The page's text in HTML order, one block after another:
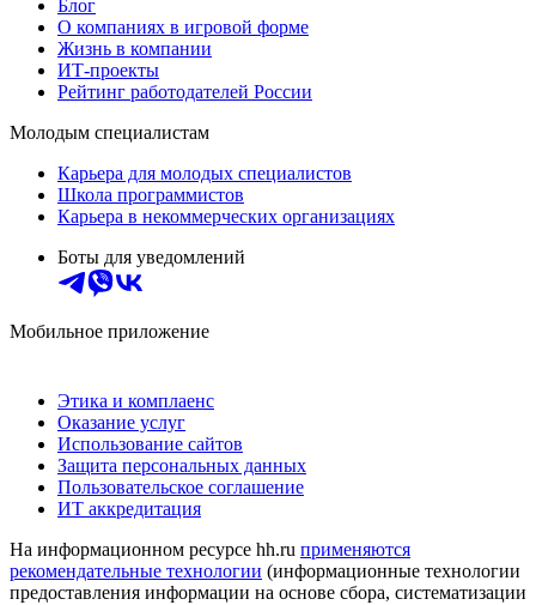
Блог
О компаниях в игровой форме
Жизнь в компании
ИТ-проекты
Рейтинг работодателей России
Молодым специалистам
Карьера для молодых специалистов
Школа программистов
Карьера в некоммерческих организациях
Боты для уведомлений
Мобильное приложение
Этика и комплаенс
Оказание услуг
Использование сайтов
Защита персональных данных
Пользовательское соглашение
ИТ аккредитация
На информационном ресурсе hh.ru применяются
рекомендательные технологии (информационные технологии
предоставления информации на основе сбора, систематизации